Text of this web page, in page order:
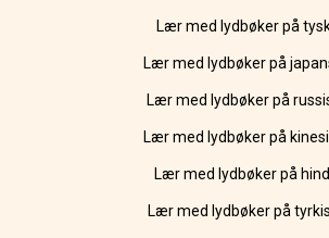
Lær med lydbøker på
Lær med lydbøker på
Lær med lydbøker på
Lær med lydbøker på
Lær med lydbøker på
Lær med lydbøker på